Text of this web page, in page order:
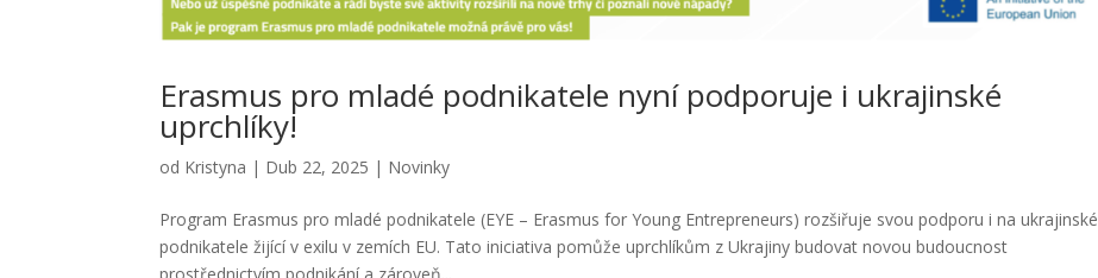
Erasmus pro mladé podnikatele nyní podporuje i ukrajinské
uprchlíky!
od Kristyna | Dub 22, 2025 | Novinky
Program Erasmus pro mladé podnikatele (EYE – Erasmus for Young Entrepreneurs) rozšiřuje svou podporu i na ukrajinské
podnikatele žijící v exilu v zemích EU. Tato iniciativa pomůže uprchlíkům z Ukrajiny budovat novou budoucnost
prostřednictvím podnikání a zároveň...